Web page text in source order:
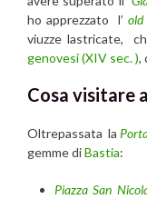
ho apprezzato l’
viuzze lastricate,
genovesi (XIV sec. ),
Cosa visitare
Oltrepassata la
gemme diBastia:
Piazza San